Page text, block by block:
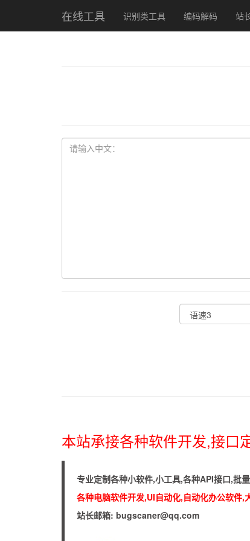
在线工具 识别类工具 编码解码 站
本站承接各种软件开发,接口
专业定制各种小软件,小工具,各种API接口,批
各种电脑软件开发,UI自动化,自动化办公软件,
站长邮箱: bugscaner@qq.com